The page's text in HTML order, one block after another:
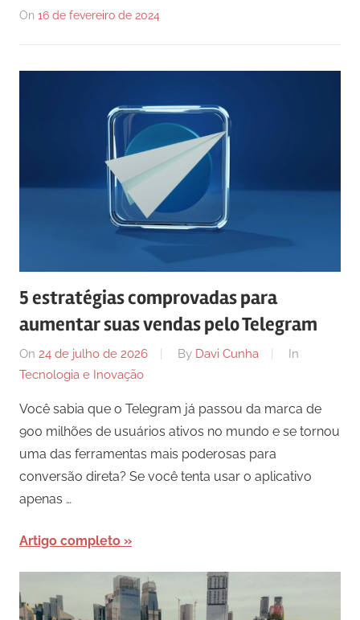
On 16 de fevereiro de 2024
5 estratégias comprovadas para
aumentar suas vendas pelo Telegram
On 24 de julho de 2026 By Davi Cunha
In
Tecnologia e Inovação
Você sabia que o Telegram já passou da marca de
900 milhões de usuários ativos no mundo e se tornou
uma das ferramentas mais poderosas para
conversão direta? Se você tenta usar o aplicativo
apenas …
Artigo completo